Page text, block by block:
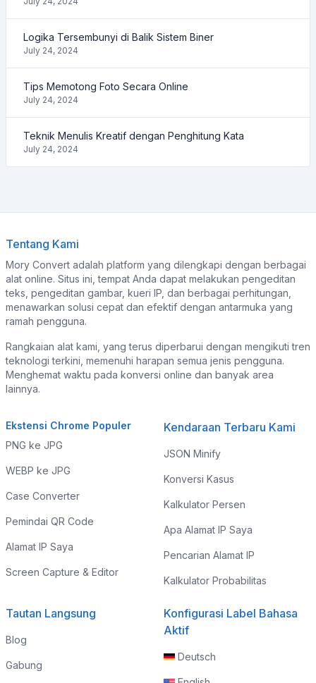
Logika Tersembunyi di Balik Sistem Biner
July 24, 2024
Tips Memotong Foto Secara Online
July 24, 2024
Teknik Menulis Kreatif dengan Penghitung Kata
July 24, 2024
Tentang Kami
Mory Convert adalah platform yang dilengkapi dengan berbagai
alat online. Situs ini, tempat Anda dapat melakukan pengeditan
teks, pengeditan gambar, kueri IP, dan berbagai perhitungan,
menawarkan solusi cepat dan efektif dengan antarmuka yang
ramah pengguna.
Rangkaian alat kami, yang terus diperbarui dengan mengikuti tren
teknologi terkini, memenuhi harapan semua jenis pengguna.
Menghemat waktu pada konversi online dan banyak area
lainnya.
Ekstensi Chrome Populer
PNG ke JPG
WEBP ke JPG
Case Converter
Pemindai QR Code
Alamat IP Saya
Screen Capture & Editor
Kendaraan Terbaru Kami
JSON Minify
Konversi Kasus
Kalkulator Persen
Apa Alamat IP Saya
Pencarian Alamat IP
Kalkulator Probabilitas
Tautan Langsung
Blog
Gabung
Konfigurasi Label Bahasa
Aktif
Deutsch